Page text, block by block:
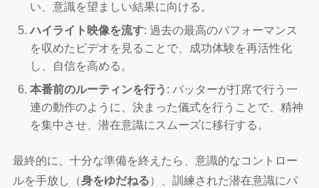
い、意識を望ましい結果に向ける。
ハイライト映像を流す: 過去の最高のパフォーマンス
を収めたビデオを見ることで、成功体験を再活性化
し、自信を高める。
本番前のルーティンを行う : バッターが打席で行う一
連の動作のように、決まった儀式を行うことで、精神
を集中させ、潜在意識にスムーズに移行する。
最終的に、十分な準備を終えたら、意識的なコントロー
ルを手放し（身をゆだねる）、訓練された潜在意識にパ